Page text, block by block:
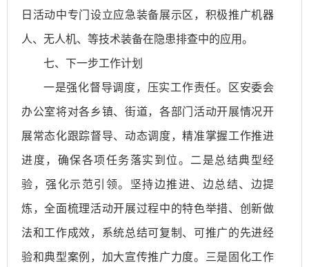
日活动中专门设立应急装备展示区，积极推广机器
人、无人机、等技术装备在隐患排查中的应用。
七、下一步工作计划
一是强化督导调度，压实工作责任。区安委会
办公室将对各乡镇、街道，各部门活动开展情况开
展常态化跟踪督导、动态调度，精准掌握工作推进
进度，确保各项任务落实到位。二是总结典型经
验，强化示范引领。坚持边推进、边总结、边提
炼，全面梳理活动开展过程中的特色举措、创新做
法和工作成效，系统总结可复制、可推广的先进经
验和典型案例，加大宣传推广力度。三是固化工作